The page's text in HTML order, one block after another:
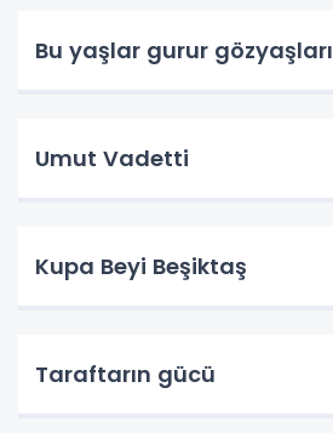
Bu yaşlar gurur gözyaşları
Umut Vadetti
Kupa Beyi Beşiktaş
Taraftarın gücü